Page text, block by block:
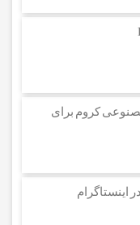
کروم برای
اینستاگرام